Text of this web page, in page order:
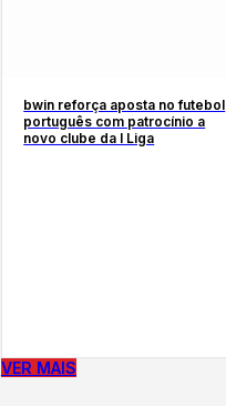
bwin reforça aposta no futebol
português com patrocínio a
novo clube da I Liga
VER MAIS